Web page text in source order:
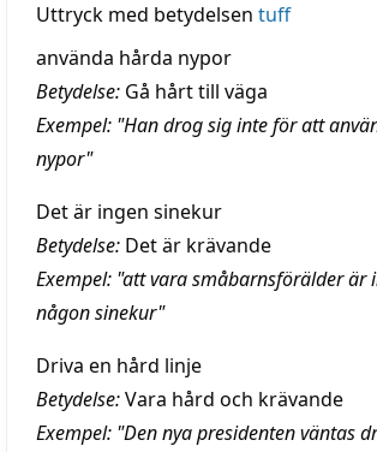
Uttryck med betydelsen tuff
använda hårda nypor
Betydelse: Gå hårt till väga
Exempel: "Han drog sig inte för att
nypor"
Det är ingen sinekur
Betydelse: Det är krävande
Exempel: "att vara småbarnsförälder är
någon sinekur"
Driva en hård linje
Betydelse:Vara hård och krävande
Exempel: "Den nya presidenten väntas